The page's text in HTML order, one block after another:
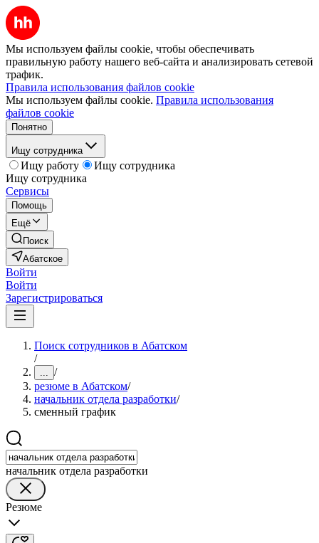
Мы используем файлы cookie, чтобы обеспечивать
правильную работу нашего веб-сайта и анализировать сетевой
трафик.
Правила использования файлов cookie
Мы используем файлы cookie. Правила использования
файлов cookie
Понятно
Ищу сотрудника
Ищу работу
Ищу сотрудника
Ищу сотрудника
Сервисы
Помощь
Ещё
Поиск
Абатское
Войти
Войти
Зарегистрироваться
Поиск сотрудников в Абатском
/
... /
резюме в Абатском/
начальник отдела разработки/
сменный график
начальник отдела разработки
Резюме